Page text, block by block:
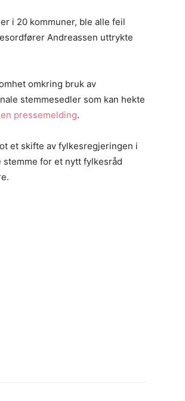
i 20 kommuner, ble alle feil
Andreassen uttrykte
omkring bruk av
stemmesedler som kan hekte
pressemelding.
et skifte av fylkesregjeringen i
for et nytt fylkesråd